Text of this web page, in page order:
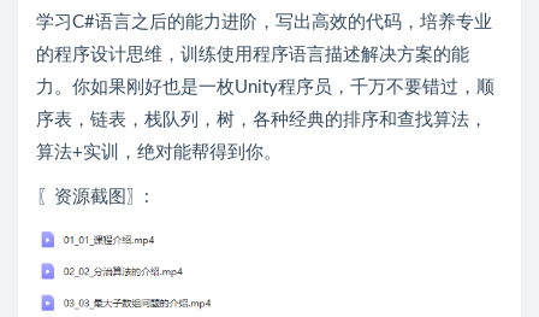
学习C#语言之后的能力进阶，写出高效的代码，培养专业
的程序设计思维，训练使用程序语言描述解决方案的能
力。你如果刚好也是一枚Unity程序员，千万不要错过，顺
序表，链表，栈队列，树，各种经典的排序和查找算法，
算法+实训，绝对能帮得到你。
〖资源截图〗: